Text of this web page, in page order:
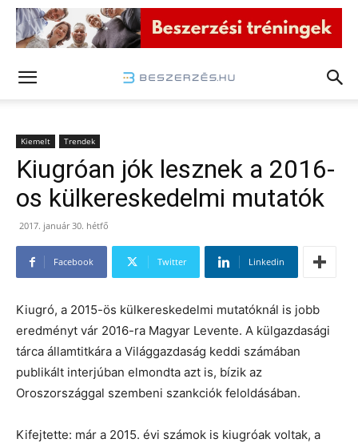
Kiemelt Trendek
Kiugróan jók lesznek a 2016-
os külkereskedelmi mutatók
2017. január 30. hétfő
Facebook Twitter Linkedin
Kiugró, a 2015-ös külkereskedelmi mutatóknál is jobb
eredményt vár 2016-ra Magyar Levente. A külgazdasági
tárca államtitkára a Világgazdaság keddi számában
publikált interjúban elmondta azt is, bízik az
Oroszországgal szembeni szankciók feloldásában.
Kifejtette: már a 2015. évi számok is kiugróak voltak, a